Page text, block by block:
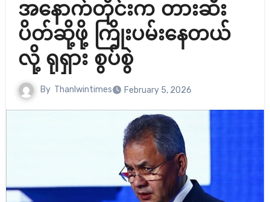
အနောက်တိုင်းက တားဆီး
ပိတ်ဆို့ဖို့ ကြိုးပမ်းနေတယ်
လို့ ရုရှား စွပ်စွဲ
By Thanlwintimes February 5, 2026